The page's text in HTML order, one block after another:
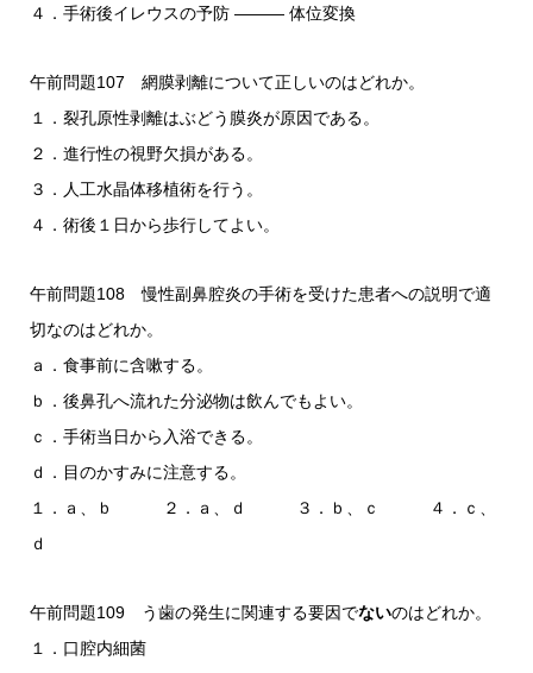
４．手術後イレウスの予防 ――― 体位変換
午前問題107 網膜剥離について正しいのはどれか。
１．裂孔原性剥離はぶどう膜炎が原因である。
２．進行性の視野欠損がある。
３．人工水晶体移植術を行う。
４．術後１日から歩行してよい。
午前問題108 慢性副鼻腔炎の手術を受けた患者への説明で適
切なのはどれか。
ａ．食事前に含嗽する。
ｂ．後鼻孔へ流れた分泌物は飲んでもよい。
ｃ．手術当日から入浴できる。
ｄ．目のかすみに注意する。
１．ａ、ｂ ２．ａ、ｄ ３．ｂ、ｃ ４．ｃ、
ｄ
午前問題109 う歯の発生に関連する要因でないのはどれか。
１．口腔内細菌